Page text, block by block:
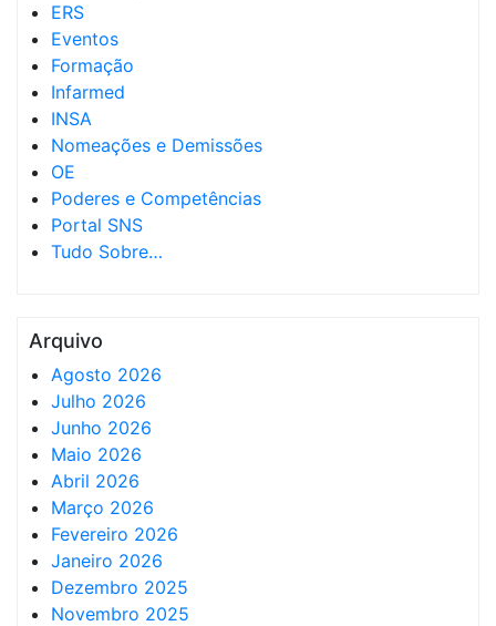
ERS
Eventos
Formação
Infarmed
INSA
Nomeações e Demissões
OE
Poderes e Competências
Portal SNS
Tudo Sobre…
Arquivo
Agosto 2026
Julho 2026
Junho 2026
Maio 2026
Abril 2026
Março 2026
Fevereiro 2026
Janeiro 2026
Dezembro 2025
Novembro 2025